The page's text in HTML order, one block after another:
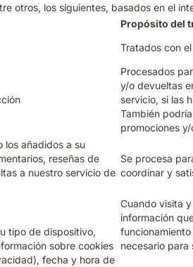
otros, los siguientes, basados en el
Propósito del
Tratados con
Procesados
y/o devueltas
servicio, si las
También
promociones
los añadidos a su
reseñas de
a nuestro servicio de
Se procesa
coordinar y
tipo de dispositivo,
sobre cookies
fecha y hora de
Cuando visita
información
necesario